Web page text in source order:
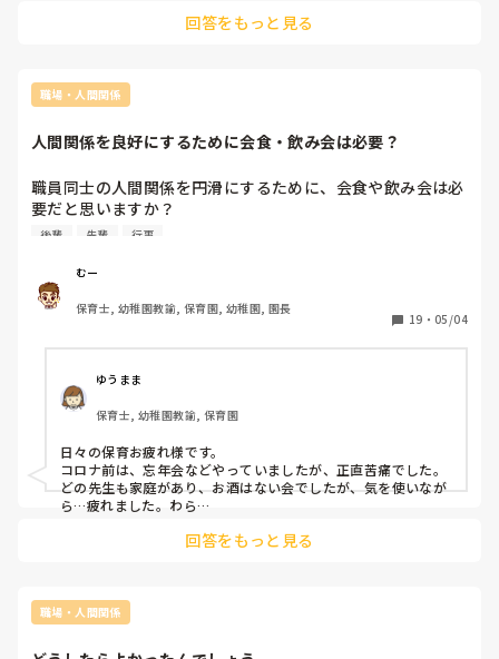
副園長だけが、あまり納得して無かったみたいで、初めはよそ
後輩に関しては、あまりにも響かずついつい、強い言い方をし
てしまいましたが、逆ギレして来た方がいました！
えて答えを出して、副主任で頑張ってくれています。
回答をもっと見る
職場・人間関係
人間関係を良好にするために会食・飲み会は必要？
職員同士の人間関係を円滑にするために、会食や飲み会は必
要だと思いますか？
業務中はなかなか個人的な話などが出来ないと思いますし、
とはいえ、このご時世、若者の飲み会離れも進んでいます。
皆さんはどう思われますか？
後輩 先輩 行事
むー
保育士, 幼稚園教諭, 保育園, 幼稚園, 園長
19 ・ 05/04
ゆうまま
保育士, 幼稚園教諭, 保育園
日々の保育お疲れ様です。
コロナ前は、忘年会などやっていましたが、正直苦痛でした。
どの先生も家庭があり、お酒はない会でしたが、気を使いなが
ら…疲れました。わら
回答をもっと見る
職場・人間関係